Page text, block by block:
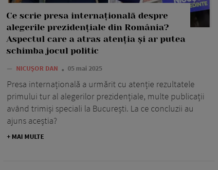
Ce scrie presa internațională despre
alegerile prezidențiale din România?
Aspectul care a atras atenția și ar putea
schimba jocul politic
— NICUȘOR DAN 05 mai 2025
Presa internațională a urmărit cu atenție rezultatele
primului tur al alegerilor prezidențiale, multe publicații
având trimiși speciali la București. La ce concluzii au
ajuns aceștia?
+ MAI MULTE